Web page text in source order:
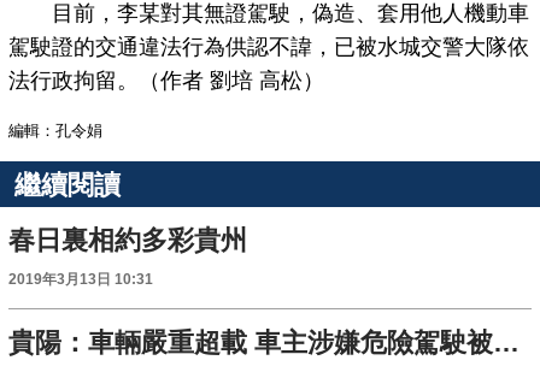
目前，李某對其無證駕駛，偽造、套用他人機動車
駕駛證的交通違法行為供認不諱，已被水城交警大隊依
法行政拘留。（作者 劉培 高松）
編輯：孔令娟
繼續閱讀
春日裏相約多彩貴州
2019年3月13日 10:31
貴陽：車輛嚴重超載 車主涉嫌危險駕駛被起訴